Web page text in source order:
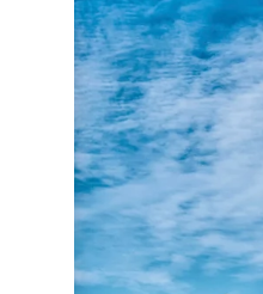
Fly & Cruise
Urlaub
Mit unseren Fly &
stressfrei. Dank
startet Ihr Urlaub